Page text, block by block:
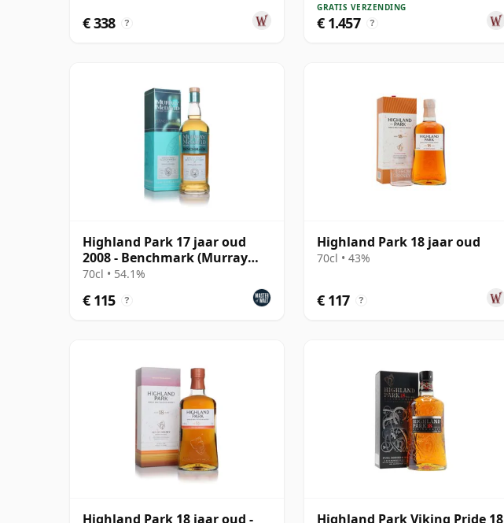
€ 338 ?
GRATIS VERZENDING
€ 1.457 ?
Highland Park 17 jaar oud
2008 - Benchmark (Murray
McDavid)
70cl • 54.1%
€ 115 ?
Highland Park 18 jaar oud
70cl • 43%
€ 117 ?
Highland Park 18 jaar oud - Highland Park Viking Pride 18